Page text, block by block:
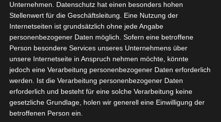
Diesen Beitrag teilen auf:
Facebook ist deaktiviert. ✓ Erlauben
Datenschutzbedingungen
Reddit
Telegram
Gefällt mir:
Unternehmen. Datenschutz hat einen besonders hohen
Stellenwert für die Geschäftsleitung. Eine Nutzung der
Internetseiten ist grundsätzlich ohne jede Angabe
personenbezogener Daten möglich. Sofern eine betroffene
Person besondere Services unseres Unternehmens über
unsere Internetseite in Anspruch nehmen möchte, könnte
jedoch eine Verarbeitung personenbezogener Daten erforderlich
werden. Ist die Verarbeitung personenbezogener Daten
erforderlich und besteht für eine solche Verarbeitung keine
gesetzliche Grundlage, holen wir generell eine Einwilligung der
betroffenen Person ein.